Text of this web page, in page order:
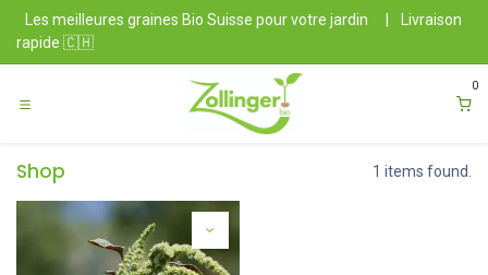
Se rendre au contenu
Les meilleures graines Bio Suisse pour votre jardin
Livraison
rapide 🇨🇭
0
Shop 1 items found.